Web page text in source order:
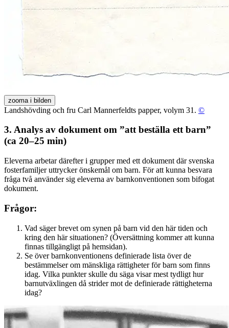
zooma i bilden
Landshövding och fru Carl Mannerfeldts papper, volym 31. ©
3. Analys av dokument om ”att beställa ett barn”
(ca 20–25 min)
Eleverna arbetar därefter i grupper med ett dokument där svenska
fosterfamiljer uttrycker önskemål om barn. För att kunna besvara
fråga två använder sig eleverna av barnkonventionen som bifogat
dokument.
Frågor:
Vad säger brevet om synen på barn vid den här tiden och
kring den här situationen? (Översättning kommer att kunna
finnas tillgängligt på hemsidan).
Se över barnkonventionens definierade lista över de
bestämmelser om mänskliga rättigheter för barn som finns
idag. Vilka punkter skulle du säga visar mest tydligt hur
barnutväxlingen då strider mot de definierade rättigheterna
idag?